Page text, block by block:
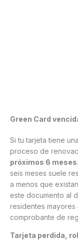
Green Card
Si tu tarjeta tiene
proceso de
próximos 6 meses
seis meses suele
a menos que
este documento al
residentes
comprobante de
Tarjeta perdida,